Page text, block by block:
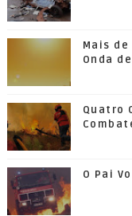
Mais
Onda
Quatro
O Pai